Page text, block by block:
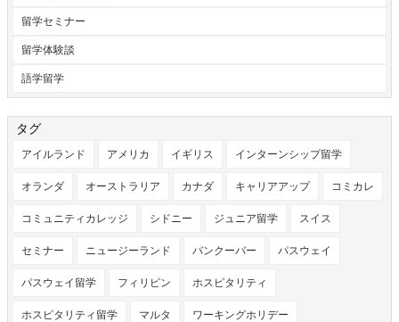
留学セミナー
留学体験談
語学留学
タグ
アイルランド アメリカ イギリス インターンシップ留学
オランダ オーストラリア カナダ キャリアアップ コミカレ
コミュニティカレッジ シドニー ジュニア留学 スイス
セミナー ニュージーランド バンクーバー パスウェイ
パスウェイ留学 フィリピン ホスピタリティ
ホスピタリティ留学 マルタ ワーキングホリデー